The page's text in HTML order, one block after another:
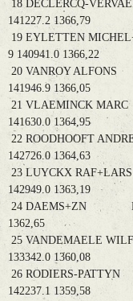
18 DECLERCQ-
141227.2 1366,79
19 EYLETTEN
9 140941.0 1366,22
20 VANROY
141946.9 1366,05
21 VLAEMINCK
141630.0 1364,95
22 ROODHOOFT
142726.0 1364,63
23 LUYCKX
142949.0 1363,19
24 DAEMS+ZN
1362,65
25 VANDEMAELE
133342.0 1360,08
26 RODIERS-
142237.1 1359,58